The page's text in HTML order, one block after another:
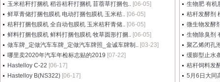
玉米秸秆打捆机 稻谷秸秆打捆机 苜蓿草打捆包.. [06-05]
鲜草青储打捆包膜机 电动打捆包膜机 玉米秸.. [06-05]
秸秆打捆包膜机 全自动包膜机 玉米秸秆青储.. [06-05]
鲜料打捆包膜机 鲜料打捆包膜机 牧草圆形打捆.. [06-05]
做车牌_定做汽车车牌_定做汽车牌照_金诚车牌制.. [03-23]
哪里卖2020年汽车年检标志贴的2019 [07-22]
Hastelloy C-22 [06-17]
Hastelloy B(NS322) [06-17]
生物肥 有机
秸杆发酵剂
微生物发酵
生物除臭剂
聚乙烯闭孔
缓膨型止水
秸杆饲料发
5月6日大同